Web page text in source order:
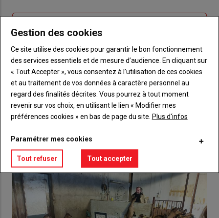
titre
TITRE CRÉEZ UN COMPTE
BodyChoisissez votre formule et créez votre
compte pour accéder à tout {nom-site}.
Lien Créez un compte
VOUS AIMEREZ AUSSI
Gestion des cookies
Ce site utilise des cookies pour garantir le bon fonctionnement
des services essentiels et de mesure d’audience. En cliquant sur
« Tout Accepter », vous consentez à l’utilisation de ces cookies
et au traitement de vos données à caractère personnel au
regard des finalités décrites. Vous pourrez à tout moment
revenir sur vos choix, en utilisant le lien « Modifier mes
préférences cookies » en bas de page du site. Plus d'infos
Paramétrer mes cookies
Tout refuser Tout accepter